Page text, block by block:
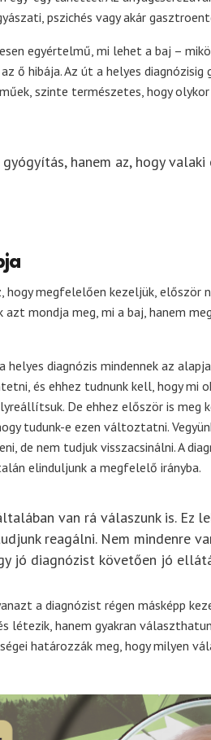
pszichés vagy akár
egyértelmű, mi lehet a baj –
hibája. Az út a helyes diagnózisig
szinte természetes, hogy
hanem az, hogy
hogy megfelelően kezeljük, először
azt mondja meg, mi a baj, hanem
diagnózis mindennek az
és ehhez tudnunk kell, hogy mi
De ehhez először is meg
tudunk-e ezen változtatni.
de nem tudjuk visszacsinálni. A
elinduljunk a megfelelő irányba.
van rá válaszunk is. Ez
reagálni. Nem mindenre
jó diagnózist követően jó
a diagnózist régen másképp
létezik, hanem gyakran
határozzák meg, hogy milyen